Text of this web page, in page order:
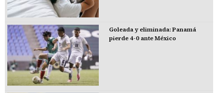
Goleada y eliminada: Panamá
pierde 4-0 ante México